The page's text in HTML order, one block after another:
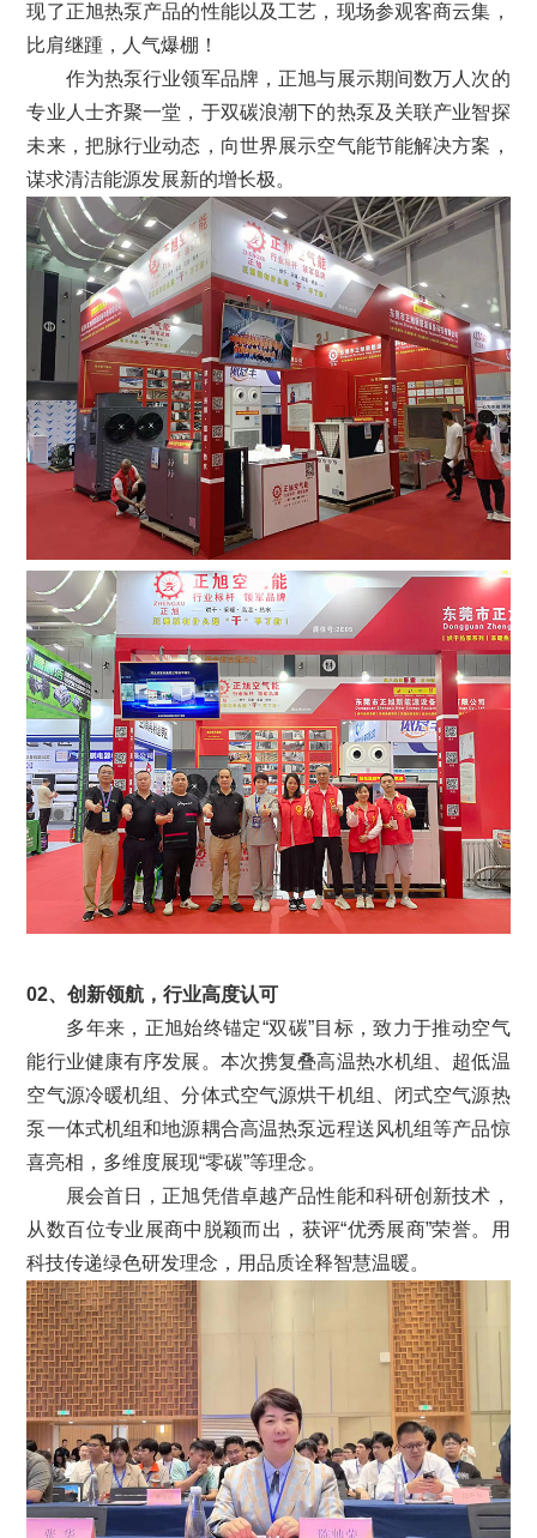
现了正旭热泵产品的性能以及工艺，现场参观客商云集，
比肩继踵，人气爆棚！
作为热泵行业领军品牌，正旭与展示期间数万人次的
专业人士齐聚一堂，于双碳浪潮下的热泵及关联产业智探
未来，把脉行业动态，向世界展示空气能节能解决方案，
谋求清洁能源发展新的增长极。
02、创新领航，行业高度认可
多年来，正旭始终锚定“双碳”目标，致力于推动空气
能行业健康有序发展。本次携复叠高温热水机组、超低温
空气源冷暖机组、分体式空气源烘干机组、闭式空气源热
泵一体式机组和地源耦合高温热泵远程送风机组等产品惊
喜亮相，多维度展现“零碳”等理念。
展会首日，正旭凭借卓越产品性能和科研创新技术，
从数百位专业展商中脱颖而出，获评“优秀展商”荣誉。用
科技传递绿色研发理念，用品质诠释智慧温暖。